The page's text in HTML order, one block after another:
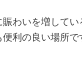
わいを増してい
利の良い場所で